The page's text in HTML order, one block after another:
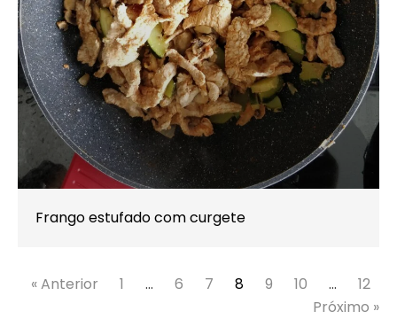
Frango estufado com curgete
« Anterior 1 … 6 7 8 9 10 …
12
Próximo »